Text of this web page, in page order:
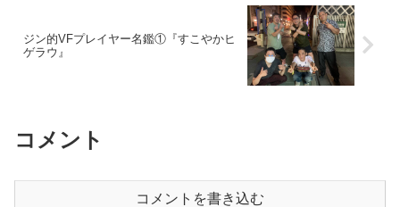
ジン的VFプレイヤー名鑑①『すこやかヒ
ゲラウ』
コメント
コメントを書き込む